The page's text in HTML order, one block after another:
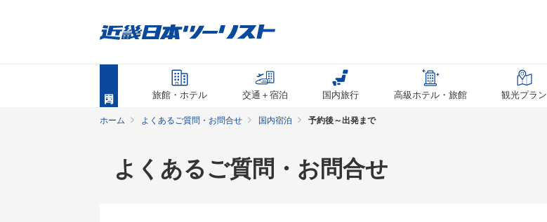
旅館・ホテル 交通＋宿泊 国内旅行 高級ホテル・旅館 観光プラン
ホーム よくあるご質問・お問合せ 国内宿泊 予約後～出発まで
よくあるご質問・お問合せ